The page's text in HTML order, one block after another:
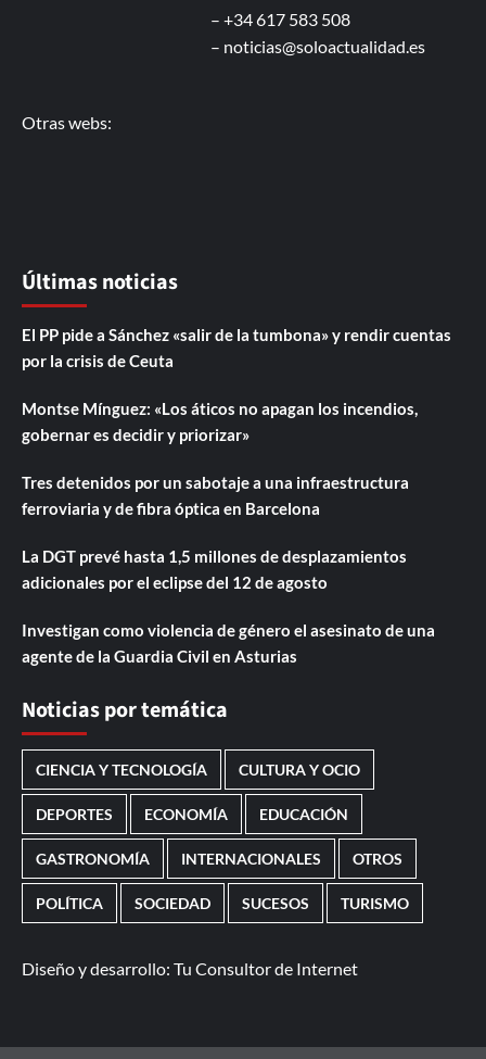
– +34 617 583 508
– noticias@soloactualidad.es
Otras webs:
Últimas noticias
El PP pide a Sánchez «salir de la tumbona» y rendir cuentas
por la crisis de Ceuta
Montse Mínguez: «Los áticos no apagan los incendios,
gobernar es decidir y priorizar»
Tres detenidos por un sabotaje a una infraestructura
ferroviaria y de fibra óptica en Barcelona
La DGT prevé hasta 1,5 millones de desplazamientos
adicionales por el eclipse del 12 de agosto
Investigan como violencia de género el asesinato de una
agente de la Guardia Civil en Asturias
Noticias por temática
CIENCIA Y TECNOLOGÍA CULTURA Y OCIO
DEPORTES ECONOMÍA EDUCACIÓN
GASTRONOMÍA INTERNACIONALES OTROS
POLÍTICA SOCIEDAD SUCESOS TURISMO
Diseño y desarrollo: Tu Consultor de Internet